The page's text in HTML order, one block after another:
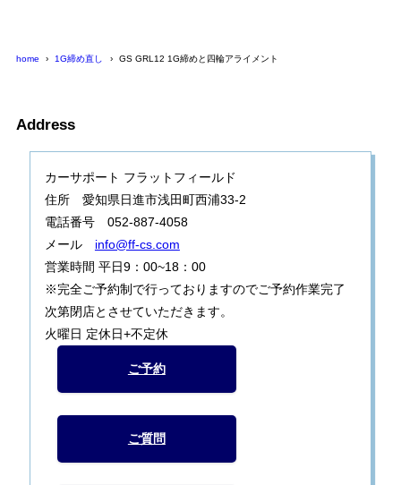
home 1G締め直し GS GRL12 1G締めと四輪アライメント
Address
カーサポート フラットフィールド
住所 愛知県日進市浅田町西浦33-2
電話番号 052-887-4058
メール info@ff-cs.com
営業時間 平日9：00~18：00
※完全ご予約制で行っておりますのでご予約作業完了
次第閉店とさせていただきます。
火曜日 定休日+不定休
ご予約
ご質問